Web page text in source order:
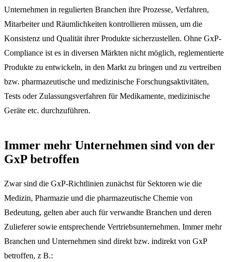
Unternehmen in regulierten Branchen ihre Prozesse, Verfahren,
Mitarbeiter und Räumlichkeiten kontrollieren müssen, um die
Konsistenz und Qualität ihrer Produkte sicherzustellen. Ohne GxP-
Compliance ist es in diversen Märkten nicht möglich, reglementierte
Produkte zu entwickeln, in den Markt zu bringen und zu vertreiben
bzw. pharmazeutische und medizinische Forschungsaktivitäten,
Tests oder Zulassungsverfahren für Medikamente, medizinische
Geräte etc. durchzuführen.
Immer mehr Unternehmen sind von der
GxP betroffen
Zwar sind die GxP-Richtlinien zunächst für Sektoren wie die
Medizin, Pharmazie und die pharmazeutische Chemie von
Bedeutung, gelten aber auch für verwandte Branchen und deren
Zulieferer sowie entsprechende Vertriebsunternehmen. Immer mehr
Branchen und Unternehmen sind direkt bzw. indirekt von GxP
betroffen, z B.: